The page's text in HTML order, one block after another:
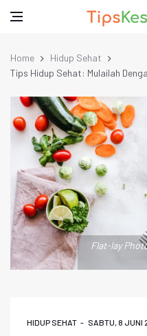
Home
Hidup Sehat
Tips Hidup Sehat: Mulailah
Flat-lay
HIDUP SEHAT SABTU, 8 JUNI